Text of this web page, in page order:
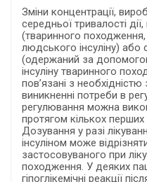
Зміни концентрації,
середньої тривалості
(тваринного
людського інсуліну)
(одержаний за
інсуліну тваринного
пов’язані з
виникненні потреби в
регулювання можна
протягом кількох перших
Дозування у разі
інсуліном може
застосовуваного при
походження. У деяких
гіпоглікемічні реакції